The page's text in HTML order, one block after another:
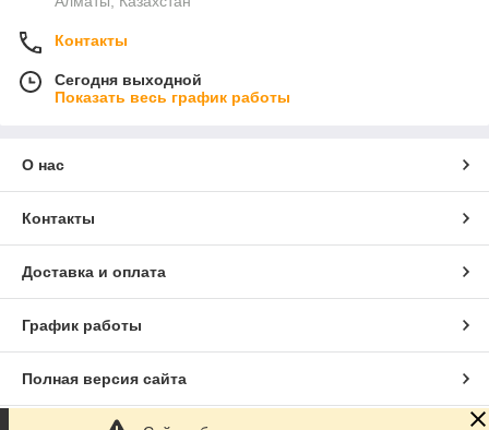
Контакты
Сегодня выходной
Показать весь график работы
О нас
Контакты
Доставка и оплата
График работы
Полная версия сайта